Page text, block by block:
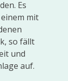
Es
mit
so fällt
und
auf.